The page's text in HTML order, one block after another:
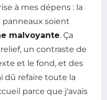
à mes dépens : la
panneaux soient
malvoyante. Ça
un contraste de
et le fond, et des
dû refaire toute la
parce que j'avais